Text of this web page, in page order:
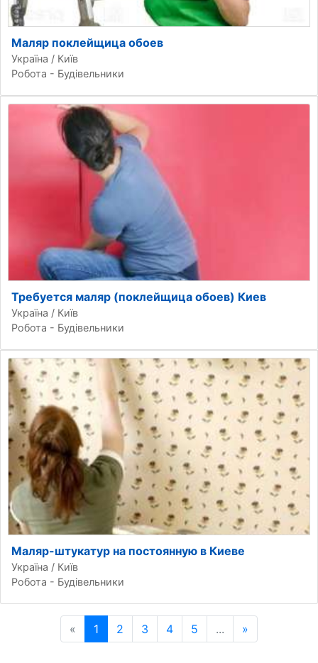
Маляр поклейщица обоев
Україна / Київ
Робота - Будівельники
Требуется маляр (поклейщица обоев) Киев
Україна / Київ
Робота - Будівельники
Маляр-штукатур на постоянную в Киеве
Україна / Київ
Робота - Будівельники
« Попередня сторінка
1 2 3 4 5 ... »